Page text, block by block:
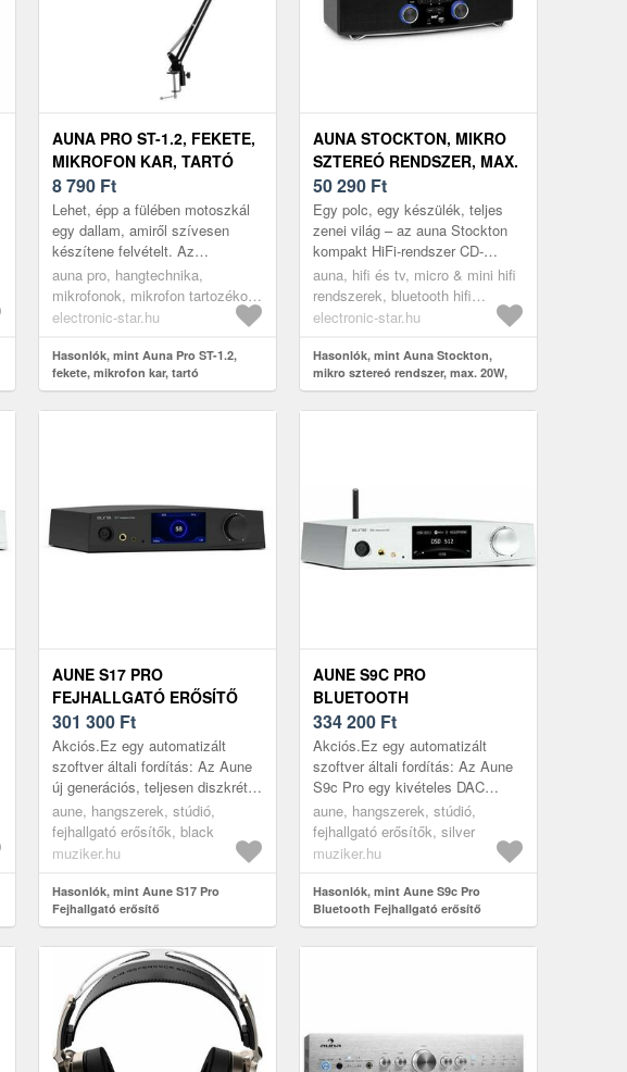
AUNA PRO ST-1.2, FEKETE,
MIKROFON KAR, TARTÓ
MECHANIKUS
RÖGZÍTÉSSEL, 1, 5 KG, 35 X
35 CM
8 790 Ft
Lehet, épp a fülében motoszkál
egy dallam, amiről szívesen
készítene felvételt. Az
összecsukható, egyszerűen
kezelhető auna Pro ST-1.2
mikrofonállv...
auna pro, hangtechnika,
mikrofonok, mikrofon tartozékok,
mikrofon tartók
electronic-star.hu
Hasonlók, mint Auna Pro ST-1.2,
fekete, mikrofon kar, tartó
mechanikus rögzítéssel, 1, 5 kg, 35 x
35 cm
AUNA STOCKTON, MIKRO
SZTEREÓ RENDSZER, MAX.
20W, DAB +, UKW, CD-
LEJÁTSZÓ, BT, OLED,
FEKETE
50 290 Ft
Egy polc, egy készülék, teljes
zenei világ – az auna Stockton
kompakt HiFi-rendszer CD-
lejátszót, Bluetooth-kapcsolatot,
FM/DAB+-rádiót és USB-lejá...
auna, hifi és tv, micro & mini hifi
rendszerek, bluetooth hifi
rendszerek
electronic-star.hu
Hasonlók, mint Auna Stockton,
mikro sztereó rendszer, max. 20W,
DAB +, UKW, CD-lejátszó, BT, OLED,
fekete
AUNE S17 PRO
FEJHALLGATÓ ERŐSÍTŐ
301 300 Ft
Akciós.Ez egy automatizált
szoftver általi fordítás: Az Aune
új generációs, teljesen diszkrét
A-osztályú fejhallgató-
erősítőjeként az S17 Pro kettős
JFET-...
aune, hangszerek, stúdió,
fejhallgató erősítők, black
muziker.hu
Hasonlók, mint Aune S17 Pro
Fejhallgató erősítő
AUNE S9C PRO
BLUETOOTH
FEJHALLGATÓ ERŐSÍTŐ
334 200 Ft
Akciós.Ez egy automatizált
szoftver általi fordítás: Az Aune
S9c Pro egy kivételes DAC
fejhallgató-erősítővel, amely
lenyűgöz innovatív funkcióival és
els...
aune, hangszerek, stúdió,
fejhallgató erősítők, silver
muziker.hu
Hasonlók, mint Aune S9c Pro
Bluetooth Fejhallgató erősítő